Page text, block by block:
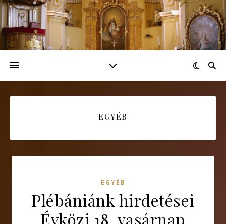
EGYÉB
EGYÉB
Plébániánk hirdetései
Évközi 18. vasárnap